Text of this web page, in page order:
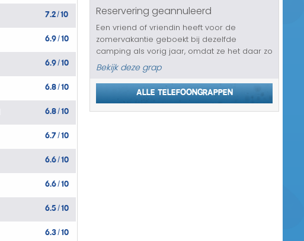
7.2/10
6.9/10
6.9/10
6.8/10
6.8/10
6.7/10
6.6/10
6.6/10
6.5/10
6.3/10
warme Salou. Maar he...
Reservering geannuleerd
Een vriend of vriendin heeft voor de
zomervakantie geboekt bij dezelfde
camping als vorig jaar, omdat ze het daar zo
enorm naar hun zin hebben gehad. Maar dit
jaar gaat de reservering niet door. Het wordt
keihard geannuleerd. De reden hierv...
Bekijk deze grap
Alle telefoongrappen